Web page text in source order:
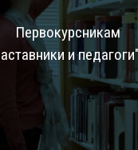
Первокурсникам
и педагоги"